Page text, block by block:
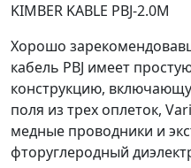
KIMBER KABLE PBJ-2.0M
Хорошо
кабель PBJ имеет
конструкцию,
поля из трех оплеток,
медные проводники и
фторуглеродный